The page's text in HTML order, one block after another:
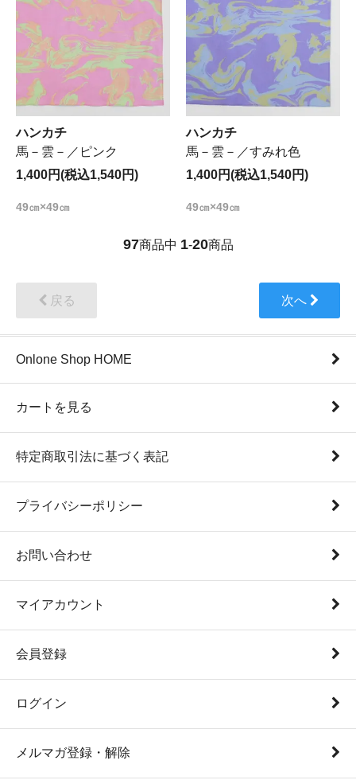
ハンカチ
馬－雲－／ピンク
1,400円(税込1,540円)
49㎝×49㎝
ハンカチ
馬－雲－／すみれ色
1,400円(税込1,540円)
49㎝×49㎝
97商品中 1-20商品
戻る 次へ
Onlone Shop HOME
カートを見る
特定商取引法に基づく表記
プライバシーポリシー
お問い合わせ
マイアカウント
会員登録
ログイン
メルマガ登録・解除